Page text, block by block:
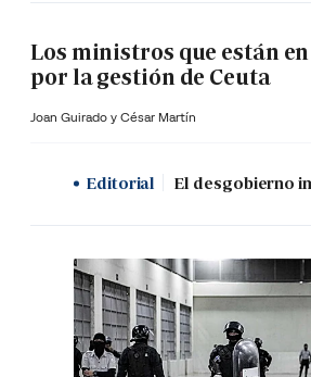
Los ministros que están
por la gestión de Ceuta
Joan Guirado y César Martín
Editorial El desgobierno